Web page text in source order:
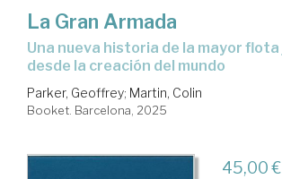
La Gran Armada
Una nueva historia de la mayor flota jamás vista
desde la creación del mundo
Parker, Geoffrey; Martin, Colin
Booket. Barcelona, 2025
45,00 €